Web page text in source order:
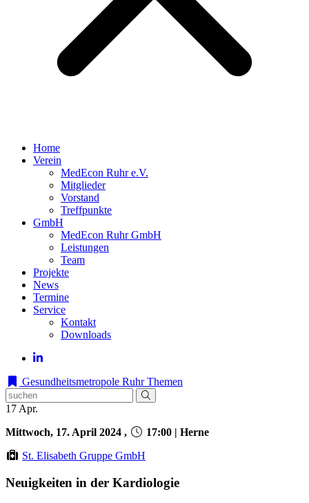
Home
Verein
MedEcon Ruhr e.V.
Mitglieder
Vorstand
Treffpunkte
GmbH
MedEcon Ruhr GmbH
Leistungen
Team
Projekte
News
Termine
Service
Kontakt
Downloads
Gesundheitsmetropole Ruhr Themen
17 Apr.
Mittwoch, 17. April 2024 ,
17:00 | Herne
St. Elisabeth Gruppe GmbH
Neuigkeiten in der Kardiologie